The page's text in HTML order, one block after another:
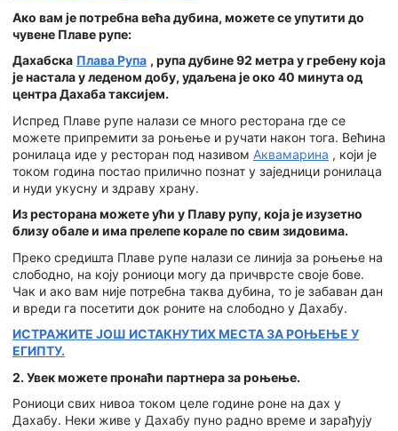
Ако вам је потребна већа дубина, можете се упутити до
чувене Плаве рупе:
Дахабска Плава Рупа , рупа дубине 92 метра у гребену која
је настала у леденом добу, удаљена је око 40 минута од
центра Дахаба таксијем.
Испред Плаве рупе налази се много ресторана где се
можете припремити за роњење и ручати након тога. Већина
ронилаца иде у ресторан под називом Аквамарина , који је
током година постао прилично познат у заједници ронилаца
и нуди укусну и здраву храну.
Из ресторана можете ући у Плаву рупу, која је изузетно
близу обале и има прелепе корале по свим зидовима.
Преко средишта Плаве рупе налази се линија за роњење на
слободно, на коју рониоци могу да причврсте своје бове.
Чак и ако вам није потребна таква дубина, то је забаван дан
и вреди га посетити док роните на слободно у Дахабу.
ИСТРАЖИТЕ ЈОШ ИСТАКНУТИХ МЕСТА ЗА РОЊЕЊЕ У
ЕГИПТУ.
2. Увек можете пронаћи партнера за роњење.
Рониоци свих нивоа током целе године роне на дах у
Дахабу. Неки живе у Дахабу пуно радно време и зарађују